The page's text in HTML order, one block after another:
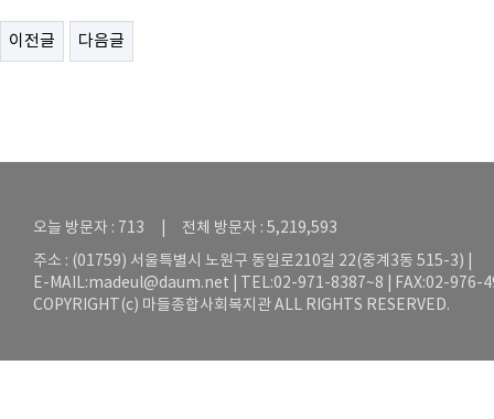
이전글 다음글
오늘 방문자 : 713 | 전체 방문자 : 5,219,593
주소 : (01759) 서울특별시 노원구 동일로210길 22(중계3동 515-3) |
E-MAIL:madeul@daum.net | TEL:02-971-8387~8 | FAX:02-976-
COPYRIGHT(c) 마들종합사회복지관 ALL RIGHTS RESERVED.